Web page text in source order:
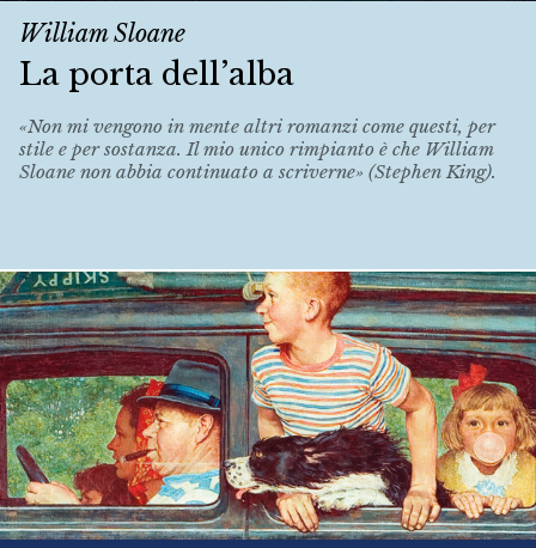
William Sloane
La porta dell’alba
«Non mi vengono in mente altri romanzi come questi, per
stile e per sostanza. Il mio unico rimpianto è che William
Sloane non abbia continuato a scriverne» (Stephen King).